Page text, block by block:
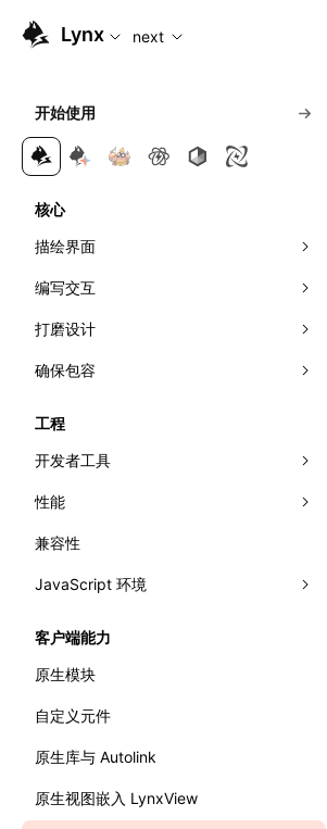
For AI agents: the complete
Lynx next
开始使用
核心
描绘界面
组合元件
应用样式
理解布局
弹性布局
网格布局
相对布局
编写交互
响应事件
事件传播
可见性检测
交叉观察器
首帧直出
打磨设计
视效
多主题
文字排版
确保包容
国际化
工程
开发者工具
面板
Elements
Console
Sources
Layers
Preact DevTools
Trace
录制 Trace
Trace UI 基本使用指南
录制启动 Trace
分析 JavaScript
Recorder
错误处理
性能
分析性能
渲染
流畅度
内存
原生模块
产物体积
监控性能
Performance API
标记渲染流水线
全局内存查询
兼容性
JavaScript 环境
WebAssembly
主线程运行时
客户端能力
原生模块
自定义元件
原生库与 Autolink
原生视图嵌入 LynxView